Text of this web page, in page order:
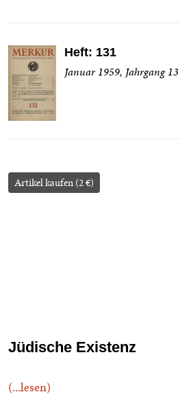
Heft: 131
Januar 1959, Jahrgang 13
Artikel kaufen (2 €)
Jüdische Existenz
(...lesen)